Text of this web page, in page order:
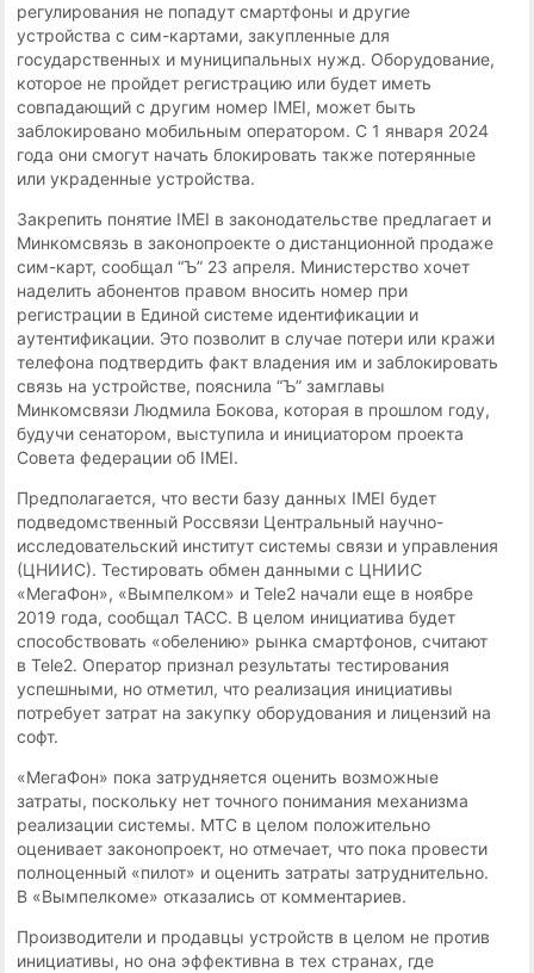
регулирования не попадут смартфоны и другие
устройства с сим-картами, закупленные для
государственных и муниципальных нужд. Оборудование,
которое не пройдет регистрацию или будет иметь
совпадающий с другим номер IMEI, может быть
заблокировано мобильным оператором. С 1 января 2024
года они смогут начать блокировать также потерянные
или украденные устройства.
Закрепить понятие IMEI в законодательстве предлагает и
Минкомсвязь в законопроекте о дистанционной продаже
сим-карт, сообщал “Ъ” 23 апреля. Министерство хочет
наделить абонентов правом вносить номер при
регистрации в Единой системе идентификации и
аутентификации. Это позволит в случае потери или кражи
телефона подтвердить факт владения им и заблокировать
связь на устройстве, пояснила “Ъ” замглавы
Минкомсвязи Людмила Бокова, которая в прошлом году,
будучи сенатором, выступила и инициатором проекта
Совета федерации об IMEI.
Предполагается, что вести базу данных IMEI будет
подведомственный Россвязи Центральный научно-
исследовательский институт системы связи и управления
(ЦНИИС). Тестировать обмен данными с ЦНИИС
«МегаФон», «Вымпелком» и Tele2 начали еще в ноябре
2019 года, сообщал TACC. В целом инициатива будет
способствовать «обелению» рынка смартфонов, считают
в Tele2. Оператор признал результаты тестирования
успешными, но отметил, что реализация инициативы
потребует затрат на закупку оборудования и лицензий на
софт.
«МегаФон» пока затрудняется оценить возможные
затраты, поскольку нет точного понимания механизма
реализации системы. МТС в целом положительно
оценивает законопроект, но отмечает, что пока провести
полноценный «пилот» и оценить затраты затруднительно.
В «Вымпелкоме» отказались от комментариев.
Производители и продавцы устройств в целом не против
инициативы, но она эффективна в тех странах, где